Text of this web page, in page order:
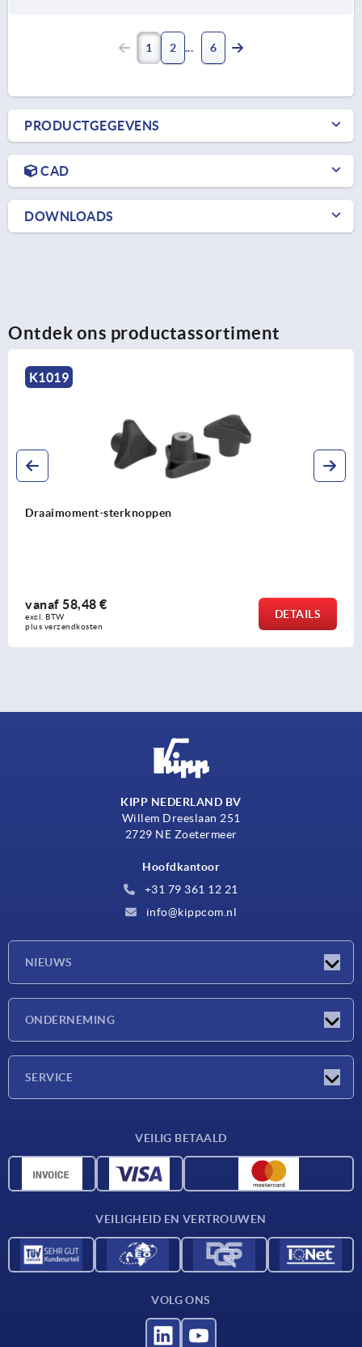
1 2 6
PRODUCTGEGEVENS
CAD
DOWNLOADS
Ontdek ons productassortiment
K0853
Tegenhouder staal instelbaar, getrapt met gekartelde
vanaf85,88 €
excl. BTW
plus verzendkosten
DETAILS
KIPP NEDERLAND BV
Willem Dreeslaan 251
2729 NE Zoetermeer
Hoofdkantoor
+31 79 361 12 21
info@kippcom.nl
NIEUWS
ONDERNEMING
SERVICE
CAD-gegevens
VEILIG BETAALD
VEILIGHEID EN VERTROUWEN
VOLG ONS